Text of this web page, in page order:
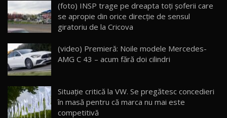
23
Lynk & Co 01 / Test Drive AutoBlog.MD
25:19
24
ZEEKR 009: Cel mai Performant și Confortabil
Van Electric Testat în Moldova / AutoBlog.MD
26:38
25
mai Exclusiv și Puternic Defender Testat în
Moldova
32:21
(foto) INSP trage pe dreapta toţi şoferii care
se apropie din orice direcţie de sensul
giratoriu de la Cricova
(video) Premieră: Noile modele Mercedes-
AMG C 43 – acum fără doi cilindri
Situație critică la VW. Se pregătesc concedieri
în masă pentru că marca nu mai este
competitivă